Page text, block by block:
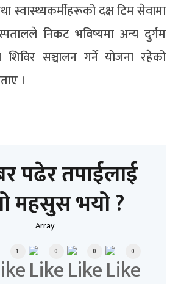
स्वास्थ्यकर्मीहरूको दक्ष टिम सेवामा
निकट भविष्यमा अन्य दुर्गम
शिविर सञ्चालन गर्ने योजना रहेको
।
पढेर तपाईलाई
महसुस भयो ?
Array
1 0 0 0